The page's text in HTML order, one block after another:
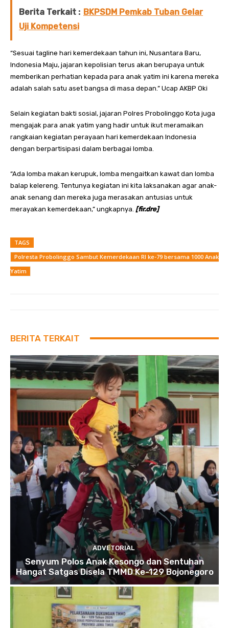
Berita Terkait : BKPSDM Pemkab Tuban Gelar
Uji Kompetensi
“Sesuai tagline hari kemerdekaan tahun ini, Nusantara Baru,
Indonesia Maju, jajaran kepolisian terus akan berupaya untuk
memberikan perhatian kepada para anak yatim ini karena mereka
adalah salah satu aset bangsa di masa depan.” Ucap AKBP Oki
Selain kegiatan bakti sosial, jajaran Polres Probolinggo Kota juga
mengajak para anak yatim yang hadir untuk ikut meramaikan
rangkaian kegiatan perayaan hari kemerdekaan Indonesia
dengan berpartisipasi dalam berbagai lomba.
“Ada lomba makan kerupuk, lomba mengaitkan kawat dan lomba
balap kelereng. Tentunya kegiatan ini kita laksanakan agar anak-
anak senang dan mereka juga merasakan antusias untuk
merayakan kemerdekaan,” ungkapnya. [fir.dre]
TAGS
Polresta Probolinggo Sambut Kemerdekaan RI ke-79 bersama 1000 Anak
Yatim
BERITA TERKAIT
ADVETORIAL
Senyum Polos Anak Kesongo dan Sentuhan
Hangat Satgas Disela TMMD Ke-129 Bojonegoro